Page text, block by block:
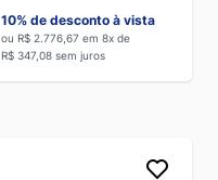
10% de desconto à vista
ou R$ 2.776,67 em 8x de
R$ 347,08 sem juros